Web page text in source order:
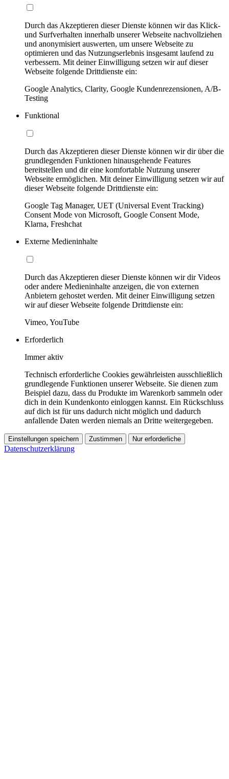
Durch das Akzeptieren dieser Dienste können wir das Klick-
und Surfverhalten innerhalb unserer Webseite nachvollziehen
und anonymisiert auswerten, um unsere Webseite zu
optimieren und das Nutzungserlebnis insgesamt laufend zu
verbessern. Mit deiner Einwilligung setzen wir auf dieser
Webseite folgende Drittdienste ein:
Google Analytics, Clarity, Google Kundenrezensionen, A/B-
Testing
Funktional
Durch das Akzeptieren dieser Dienste können wir dir über die
grundlegenden Funktionen hinausgehende Features
bereitstellen und dir eine komfortable Nutzung unserer
Webseite ermöglichen. Mit deiner Einwilligung setzen wir auf
dieser Webseite folgende Drittdienste ein:
Google Tag Manager, UET (Universal Event Tracking)
Consent Mode von Microsoft, Google Consent Mode,
Klarna, Freshchat
Externe Medieninhalte
Durch das Akzeptieren dieser Dienste können wir dir Videos
oder andere Medieninhalte anzeigen, die von externen
Anbietern gehostet werden. Mit deiner Einwilligung setzen
wir auf dieser Webseite folgende Drittdienste ein:
Vimeo, YouTube
Erforderlich
Immer aktiv
Technisch erforderliche Cookies gewährleisten ausschließlich
grundlegende Funktionen unserer Webseite. Sie dienen zum
Beispiel dazu, dass du Produkte im Warenkorb sammeln oder
dich in dein Kundenkonto einloggen kannst. Ein Rückschluss
auf dich ist für uns dadurch nicht möglich und dadurch
anfallende Daten werden niemals an Dritte weitergegeben.
Einstellungen speichern Zustimmen Nur erforderliche
Datenschutzerklärung